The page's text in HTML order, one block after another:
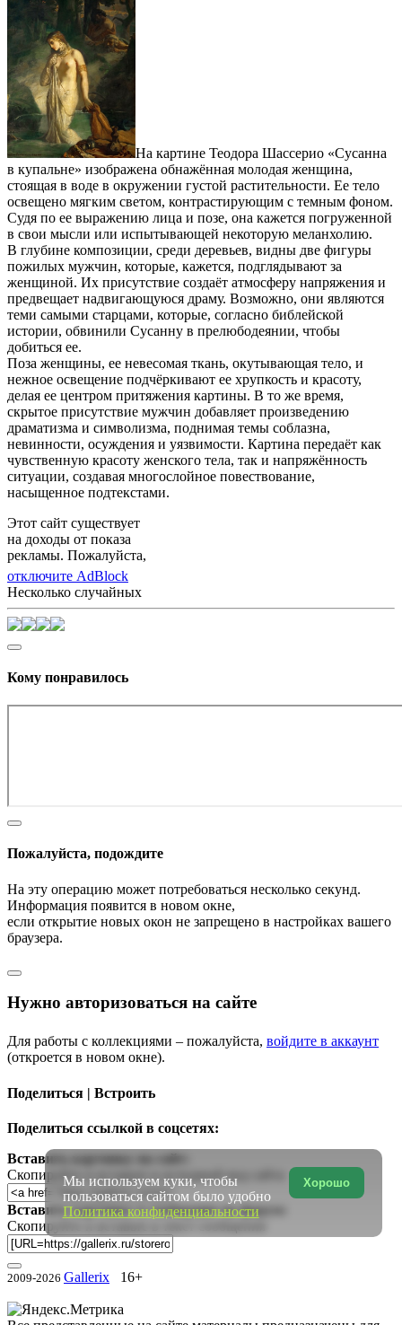
На картине Теодора Шассерио «Сусанна
в купальне» изображена обнажённая молодая женщина,
стоящая в воде в окружении густой растительности. Ее тело
освещено мягким светом, контрастирующим с темным фоном.
Судя по ее выражению лица и позе, она кажется погруженной
в свои мысли или испытывающей некоторую меланхолию.
В глубине композиции, среди деревьев, видны две фигуры
пожилых мужчин, которые, кажется, подглядывают за
женщиной. Их присутствие создаёт атмосферу напряжения и
предвещает надвигающуюся драму. Возможно, они являются
теми самыми старцами, которые, согласно библейской
истории, обвинили Сусанну в прелюбодеянии, чтобы
добиться ее.
Поза женщины, ее невесомая ткань, окутывающая тело, и
нежное освещение подчёркивают ее хрупкость и красоту,
делая ее центром притяжения картины. В то же время,
скрытое присутствие мужчин добавляет произведению
драматизма и символизма, поднимая темы соблазна,
невинности, осуждения и уязвимости. Картина передаёт как
чувственную красоту женского тела, так и напряжённость
ситуации, создавая многослойное повествование,
насыщенное подтекстами.
Этот сайт существует
на доходы от показа
рекламы. Пожалуйста,
отключите AdBlock
Несколько случайных
Кому понравилось
Пожалуйста, подождите
На эту операцию может потребоваться несколько секунд.
Информация появится в новом окне,
если открытие новых окон не запрещено в настройках вашего
браузера.
Нужно авторизоваться на сайте
Для работы с коллекциями – пожалуйста, войдите в аккаунт
(откроется в новом окне).
Поделиться | Встроить
Поделиться ссылкой в соцсетях:
Вставить картинку на сайт:
Скопируйте и вставьте в исходный код сайта
Вставить картинку в сообщение на форум:
Скопируйте и вставьте в текст сообщения
2009-2026 Gallerix 16+
Хорошо
Мы используем куки, чтобы
пользоваться сайтом было удобно
Политика конфиденциальности